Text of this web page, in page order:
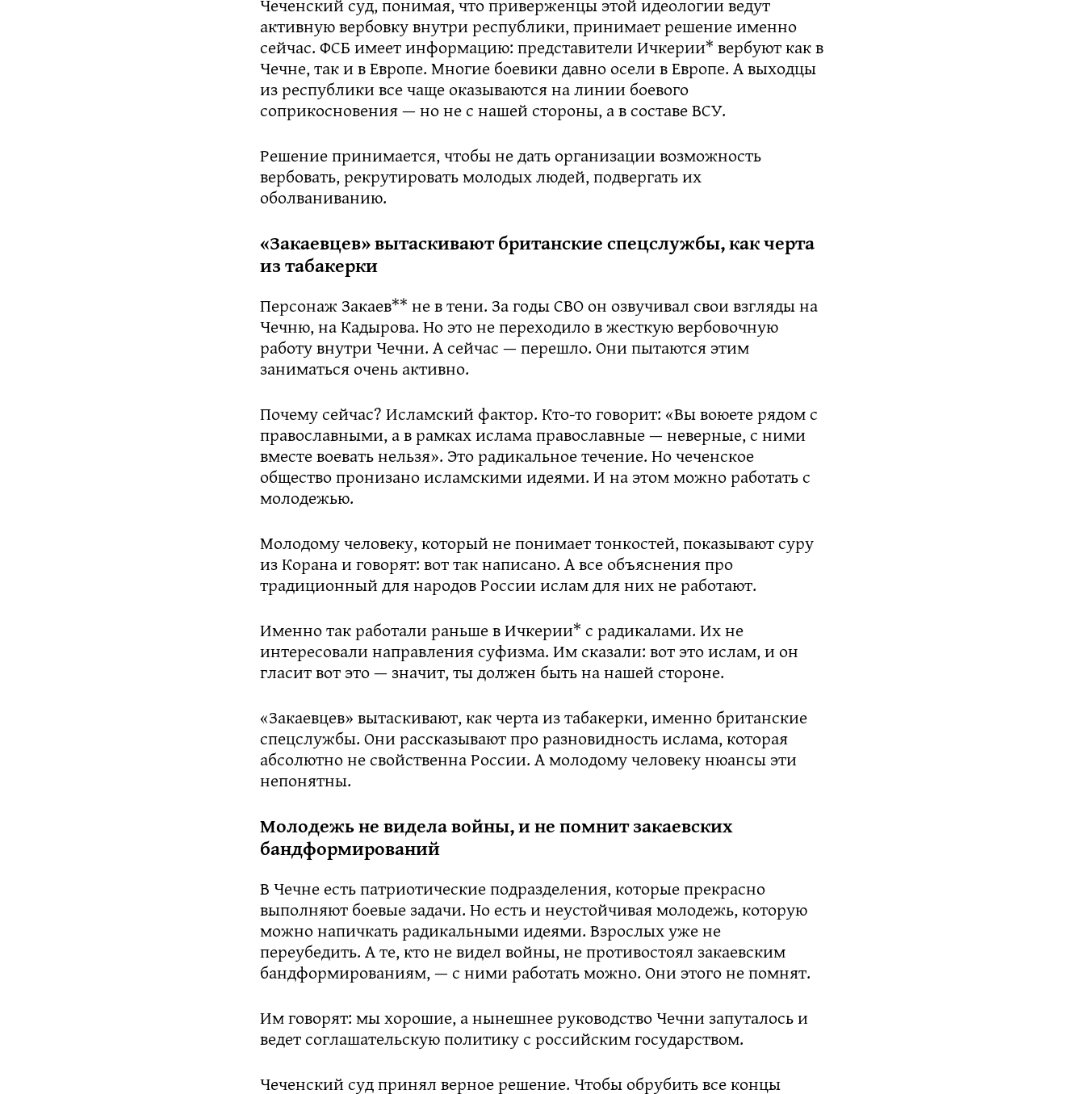
активную вербовку внутри республики, принимает решение именно
сейчас. ФСБ имеет информацию: представители Ичкерии* вербуют как в
Чечне, так и в Европе. Многие боевики давно осели в Европе. А выходцы
из республики все чаще оказываются на линии боевого
соприкосновения — но не с нашей стороны, а в составе ВСУ.
Решение принимается, чтобы не дать организации возможность
вербовать, рекрутировать молодых людей, подвергать их
оболваниванию.
«Закаевцев» вытаскивают британские спецслужбы, как черта
из табакерки
Персонаж Закаев** не в тени. За годы СВО он озвучивал свои взгляды на
Чечню, на Кадырова. Но это не переходило в жесткую вербовочную
работу внутри Чечни. А сейчас — перешло. Они пытаются этим
заниматься очень активно.
Почему сейчас? Исламский фактор. Кто-то говорит: «Вы воюете рядом с
православными, а в рамках ислама православные — неверные, с ними
вместе воевать нельзя». Это радикальное течение. Но чеченское
общество пронизано исламскими идеями. И на этом можно работать с
молодежью.
Молодому человеку, который не понимает тонкостей, показывают суру
из Корана и говорят: вот так написано. А все объяснения про
традиционный для народов России ислам для них не работают.
Именно так работали раньше в Ичкерии* с радикалами. Их не
интересовали направления суфизма. Им сказали: вот это ислам, и он
гласит вот это — значит, ты должен быть на нашей стороне.
«Закаевцев» вытаскивают, как черта из табакерки, именно британские
спецслужбы. Они рассказывают про разновидность ислама, которая
абсолютно не свойственна России. А молодому человеку нюансы эти
непонятны.
Молодежь не видела войны, и не помнит закаевских
бандформирований
В Чечне есть патриотические подразделения, которые прекрасно
выполняют боевые задачи. Но есть и неустойчивая молодежь, которую
можно напичкать радикальными идеями. Взрослых уже не
переубедить. А те, кто не видел войны, не противостоял закаевским
бандформированиям, — с ними работать можно. Они этого не помнят.
Им говорят: мы хорошие, а нынешнее руководство Чечни запуталось и
ведет соглашательскую политику с российским государством.
Чеченский суд принял верное решение. Чтобы обрубить все концы